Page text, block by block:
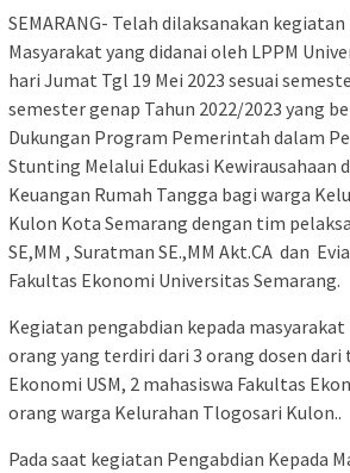
SEMARANG- Telah dilaksanakan
Masyarakat yang didanai oleh LPPM
hari Jumat Tgl 19 Mei 2023 sesuai
semester genap Tahun 2022/2023 yang
Dukungan Program Pemerintah dalam
Stunting Melalui Edukasi Kewirausahaan
Keuangan Rumah Tangga bagi warga
Kulon Kota Semarang dengan tim
SE,MM , Suratman SE.,MM Akt.CA dan
Fakultas Ekonomi Universitas Semarang.
Kegiatan pengabdian kepada
orang yang terdiri dari 3 orang dosen dari
Ekonomi USM, 2 mahasiswa Fakultas
orang warga Kelurahan Tlogosari Kulon..
Pada saat kegiatan Pengabdian Kepada